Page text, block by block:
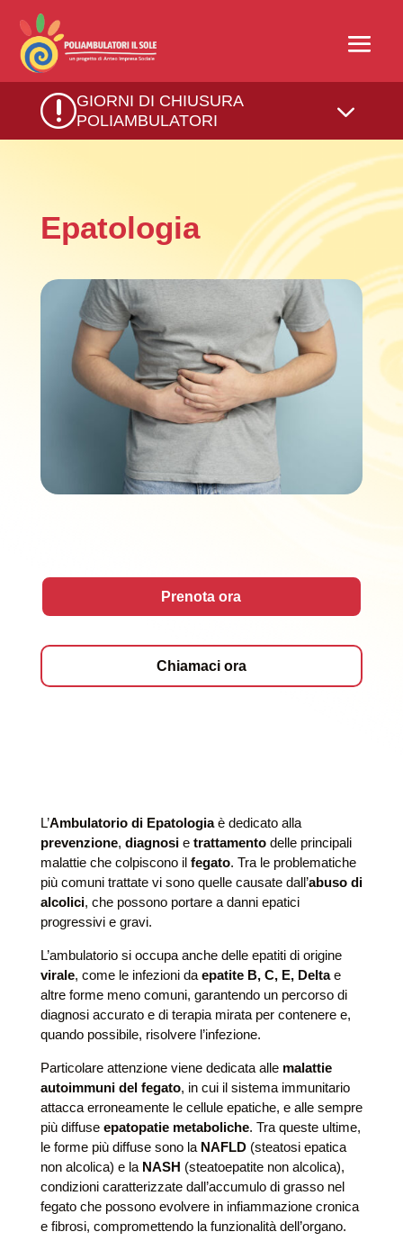
rGIORNI DI CHIUSURA
POLIAMBULATORI
3
Epatologia
Prenota ora
Chiamaci ora
L’Ambulatorio di Epatologiaè dedicato alla
prevenzione, diagnosie trattamentodelle principali
malattie che colpiscono il fegato. Tra le problematiche
più comuni trattate vi sono quelle causate dall’abuso di
alcolici, che possono portare a danni epatici
progressivi e gravi.
L’ambulatorio si occupa anche delle epatiti di origine
virale, come le infezioni da epatite B, C, E, Deltae
altre forme meno comuni, garantendo un percorso di
diagnosi accurato e di terapia mirata per contenere e,
quando possibile, risolvere l’infezione.
Particolare attenzione viene dedicata alle malattie
autoimmuni del fegato, in cui il sistema immunitario
attacca erroneamente le cellule epatiche, e alle sempre
più diffuse epatopatie metaboliche. Tra queste ultime,
le forme più diffuse sono la NAFLD(steatosi epatica
non alcolica) e la NASH (steatoepatite non alcolica),
condizioni caratterizzate dall’accumulo di grasso nel
fegato che possono evolvere in infiammazione cronica
e fibrosi, compromettendo la funzionalità dell’organo.